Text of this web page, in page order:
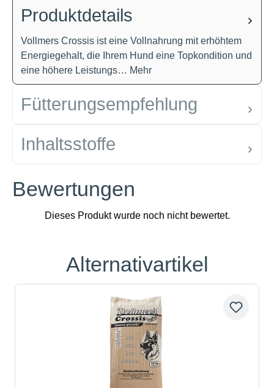
Produktdetails
Vollmers Crossis ist eine Vollnahrung mit erhöhtem
Energiegehalt, die Ihrem Hund eine Topkondition und
eine höhere Leistungs… Mehr
Fütterungsempfehlung
Inhaltsstoffe
Bewertungen
Produktgalerie überspringen
Alternativartikel